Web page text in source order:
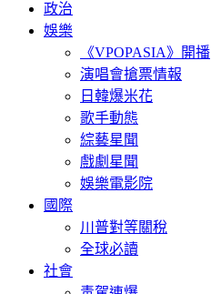
政治
娛樂
《VPOPASIA》開播
演唱會搶票情報
日韓爆米花
歌手動態
綜藝星聞
戲劇星聞
娛樂電影院
國際
川普對等關稅
全球必讀
社會